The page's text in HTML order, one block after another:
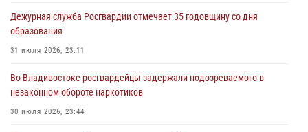
Дежурная служба Росгвардии отмечает 35 годовщину со дня
образования
31 июля 2026, 23:11
Во Владивостоке росгвардейцы задержали подозреваемого в
незаконном обороте наркотиков
30 июля 2026, 23:44